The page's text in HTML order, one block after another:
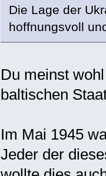
Die Lage der
hoffnungsvoll
Du meinst
baltischen
Im Mai 1945
Jeder der